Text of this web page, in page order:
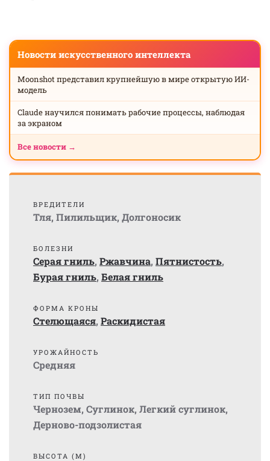
Новости искусственного интеллекта
Moonshot представил крупнейшую в мире открытую ИИ-
модель
Claude научился понимать рабочие процессы, наблюдая
за экраном
Все новости →
ВРЕДИТЕЛИ
Тля, Пилильщик, Долгоносик
БОЛЕЗНИ
Серая гниль, Ржавчина, Пятнистость,
Бурая гниль, Белая гниль
ФОРМА КРОНЫ
Стелющаяся, Раскидистая
УРОЖАЙНОСТЬ
Средняя
ТИП ПОЧВЫ
Чернозем, Суглинок, Легкий суглинок,
Дерново-подзолистая
ВЫСОТА (М)